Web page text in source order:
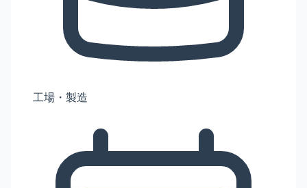
工場・製造